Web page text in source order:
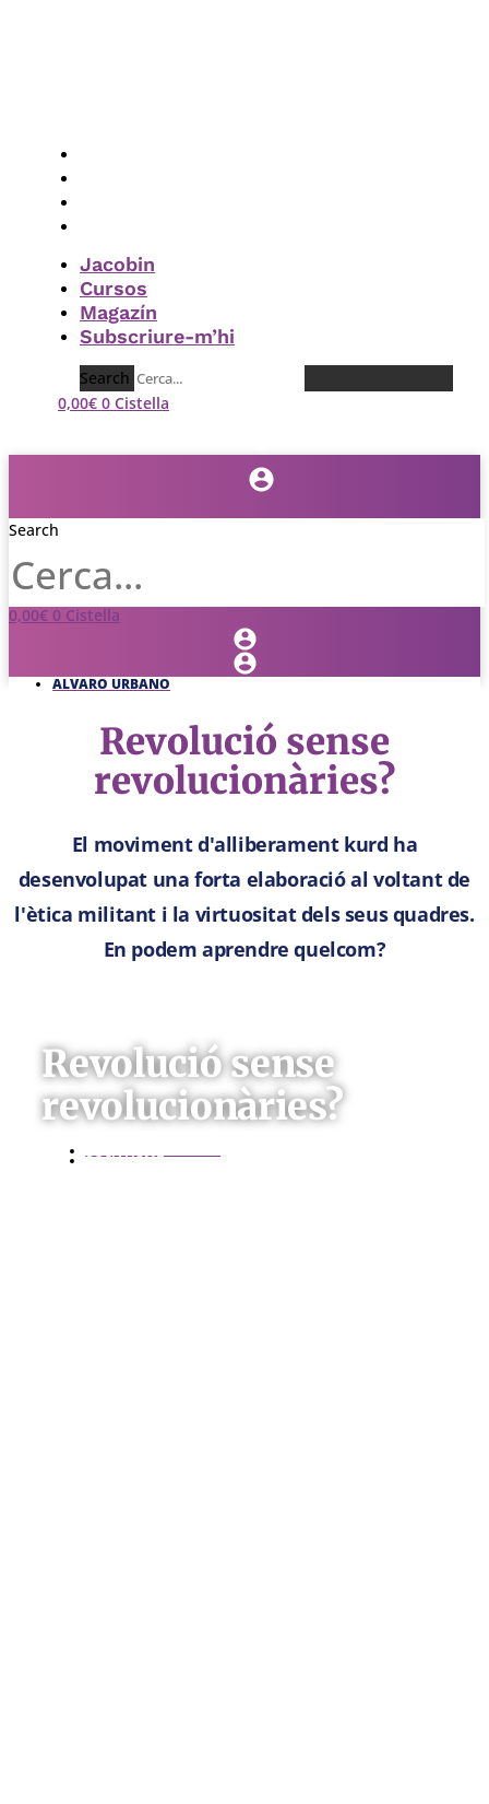
Jacobin
Cursos
Magazín
Subscriure-m’hi
Search
0,00€ 0 Cistella
Search
0,00€ 0 Cistella
ALVARO URBANO
Revolució sense
revolucionàries?
El moviment d'alliberament kurd ha
desenvolupat una forta elaboració al voltant de
l'ètica militant i la virtuositat dels seus quadres.
En podem aprendre quelcom?
Revolució sense
revolucionàries?
SOCIALISME